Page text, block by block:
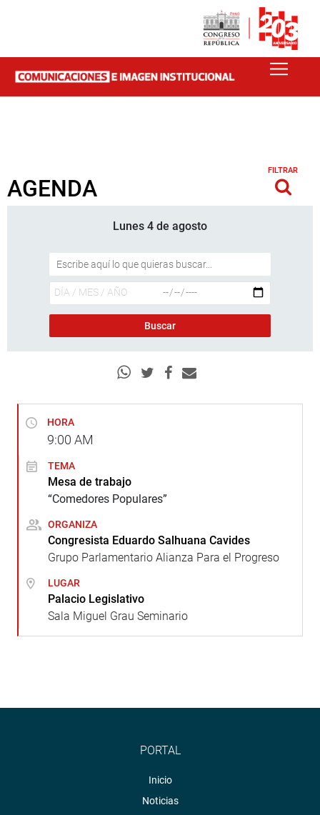
AGENDA
FILTRAR
Lunes 4 de agosto
HORA
9:00 AM
TEMA
Mesa de trabajo
“Comedores Populares”
ORGANIZA
Congresista Eduardo Salhuana Cavides
Grupo Parlamentario Alianza Para el Progreso
LUGAR
Palacio Legislativo
Sala Miguel Grau Seminario
PORTAL
Inicio
Noticias